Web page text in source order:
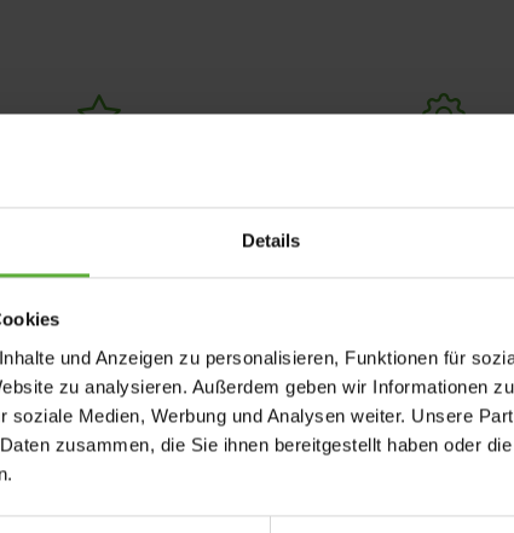
Details
und Anzeigen zu personalisieren, Funktionen für
zu analysieren. Außerdem geben wir Informationen
soziale Medien, Werbung und Analysen weiter. Unsere
zusammen, die Sie ihnen bereitgestellt haben oder
Farbauswahl
moderne
Referenzen
Unsere
Überblick